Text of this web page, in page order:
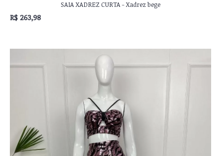
SAIA XADREZ CURTA - Xadrez bege
R$ 263,98